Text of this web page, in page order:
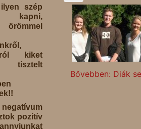
szép
kapni,
kiket
tisztelt
pozitív
Bővebben: Diák